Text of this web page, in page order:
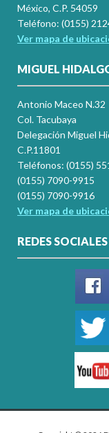
México, C.P. 54059
Teléfono: (0155)
Ver mapa de
MIGUEL
Antonio Maceo N.32
Col. Tacubaya
Delegación Miguel
C.P.11801
Teléfonos: (0155)
(0155) 7090-9915
(0155) 7090-9916
Ver mapa de
REDES SOCIALES